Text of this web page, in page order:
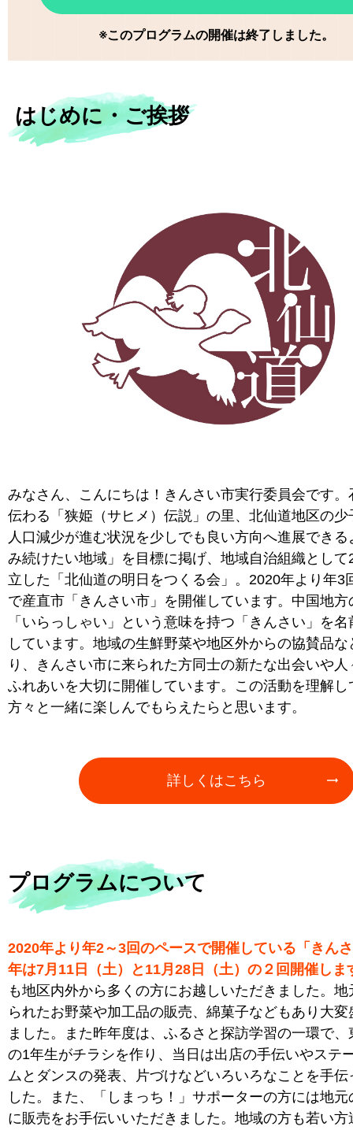
※このプログラムの開催は終了しました。
はじめに・ご挨拶
みなさん、こんにちは！きんさい市実行委員会です。
伝わる「狭姫（サヒメ）伝説」の里、北仙道地区の少
人口減少が進む状況を少しでも良い方向へ進展できる
み続けたい地域」を目標に掲げ、地域自治組織として
立した「北仙道の明日をつくる会」。2020年より年3
で産直市「きんさい市」を開催しています。中国地方
「いらっしゃい」という意味を持つ「きんさい」を
しています。地域の生鮮野菜や地区外からの協賛品な
り、きんさい市に来られた方同士の新たな出会いや人
ふれあいを大切に開催しています。この活動を理解し
方々と一緒に楽しんでもらえたらと思います。
詳しくはこちら
プログラムについて
2020年より年2～3回のペースで開催している「きん
年は7月11日（土）と11月28日（土）の２回開催しま
も地区内外から多くの方にお越しいただきました。地
られたお野菜や加工品の販売、綿菓子などもあり大変
ました。また昨年度は、ふるさと探訪学習の一環で、
の1年生がチラシを作り、当日は出店の手伝いやステ
ムとダンスの発表、片づけなどいろいろなことを手伝
した。また、「しまっち！」サポーターの方には地元
に販売をお手伝いいただきました。地域の方も若い方